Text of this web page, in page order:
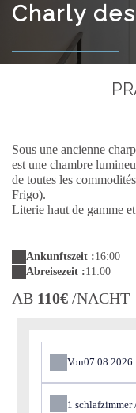
Charly
Sous une ancienne
est une chambre
de toutes les
Frigo).
Literie haut de gamme
Ankunftszeit :16:00
Abreisezeit :11:00
AB 110€ /NACHT
Von
1